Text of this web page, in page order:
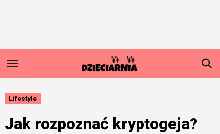
Lifestyle
Jak rozpoznać kryptogeja?